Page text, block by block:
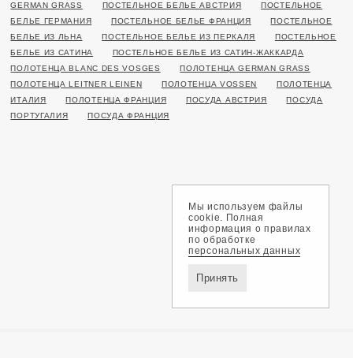
GERMAN GRASS
ПОСТЕЛЬНОЕ БЕЛЬЕ АВСТРИЯ
ПОСТЕЛЬНОЕ
БЕЛЬЕ ГЕРМАНИЯ
ПОСТЕЛЬНОЕ БЕЛЬЕ ФРАНЦИЯ
ПОСТЕЛЬНОЕ
БЕЛЬЕ ИЗ ЛЬНА
ПОСТЕЛЬНОЕ БЕЛЬЕ ИЗ ПЕРКАЛЯ
ПОСТЕЛЬНОЕ
БЕЛЬЕ ИЗ САТИНА
ПОСТЕЛЬНОЕ БЕЛЬЕ ИЗ САТИН-ЖАККАРДА
ПОЛОТЕНЦА BLANC DES VOSGES
ПОЛОТЕНЦА GERMAN GRASS
ПОЛОТЕНЦА LEITNER LEINEN
ПОЛОТЕНЦА VOSSEN
ПОЛОТЕНЦА
ИТАЛИЯ
ПОЛОТЕНЦА ФРАНЦИЯ ПОСУДА АВСТРИЯ
ПОСУДА
ПОРТУГАЛИЯ
ПОСУДА ФРАНЦИЯ
Мы используем файлы
cookie. Полная
информация о правилах
по обработке
персональных данных
Принять